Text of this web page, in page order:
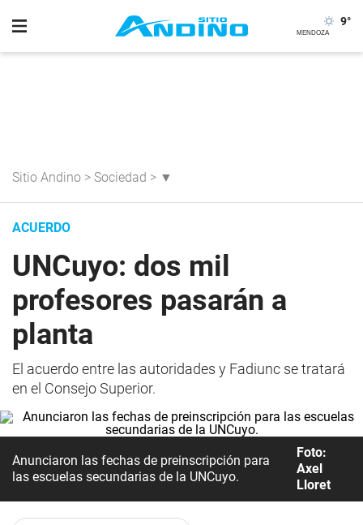
9°
Sitio Andino > Sociedad > ▼
ACUERDO
UNCuyo: dos mil
profesores pasarán a
planta
El acuerdo entre las autoridades y Fadiunc se tratará
en el Consejo Superior.
Anunciaron las fechas de preinscripción para
las escuelas secundarias de la UNCuyo.
Foto:
Axel
Lloret